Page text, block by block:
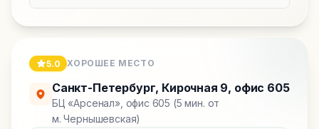
5.0 ХОРОШЕЕ МЕСТО
Санкт-Петербург, Кирочная 9, офис 605
БЦ «Арсенал», офис 605 (5 мин. от
м. Чернышевская)